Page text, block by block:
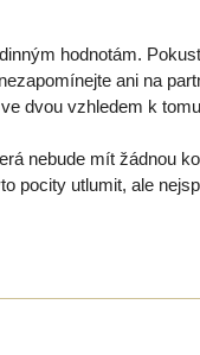
hodnotám.
ani na
dvou vzhledem k
nebude mít žádnou
pocity utlumit, ale